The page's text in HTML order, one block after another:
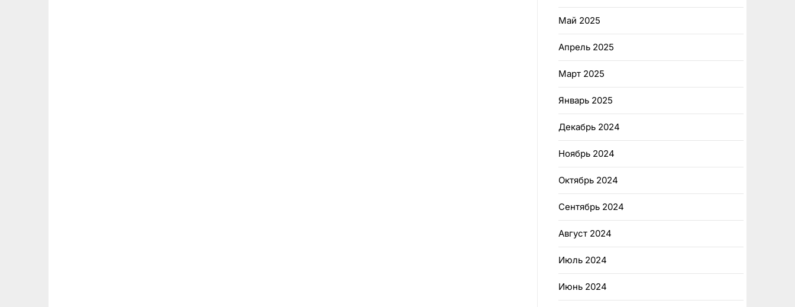
Май 2025
Апрель 2025
Март 2025
Январь 2025
Декабрь 2024
Ноябрь 2024
Октябрь 2024
Сентябрь 2024
Август 2024
Июль 2024
Июнь 2024